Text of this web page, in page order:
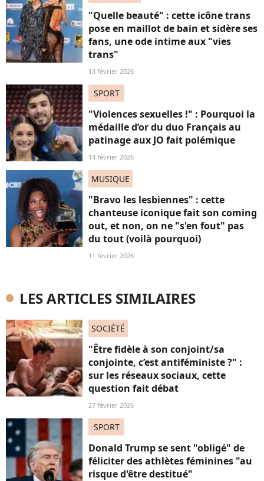
"Quelle beauté" : cette icône trans
pose en maillot de bain et sidère ses
fans, une ode intime aux "vies
trans"
13 février 2026
SPORT
"Violences sexuelles !" : Pourquoi la
médaille d’or du duo Français au
patinage aux JO fait polémique
14 février 2026
MUSIQUE
"Bravo les lesbiennes" : cette
chanteuse iconique fait son coming
out, et non, on ne "s'en fout" pas
du tout (voilà pourquoi)
11 février 2026
LES ARTICLES SIMILAIRES
SOCIÉTÉ
"Être fidèle à son conjoint/sa
conjointe, c’est antiféministe ?" :
sur les réseaux sociaux, cette
question fait débat
27 février 2026
SPORT
Donald Trump se sent "obligé" de
féliciter des athlètes féminines "au
risque d'être destitué"